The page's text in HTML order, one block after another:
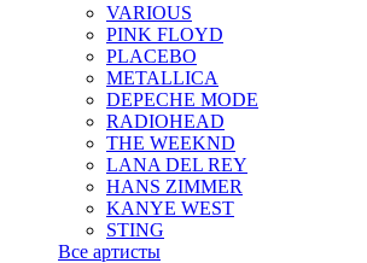
VARIOUS
PINK FLOYD
PLACEBO
METALLICA
DEPECHE MODE
RADIOHEAD
THE WEEKND
LANA DEL REY
HANS ZIMMER
KANYE WEST
STING
Все артисты